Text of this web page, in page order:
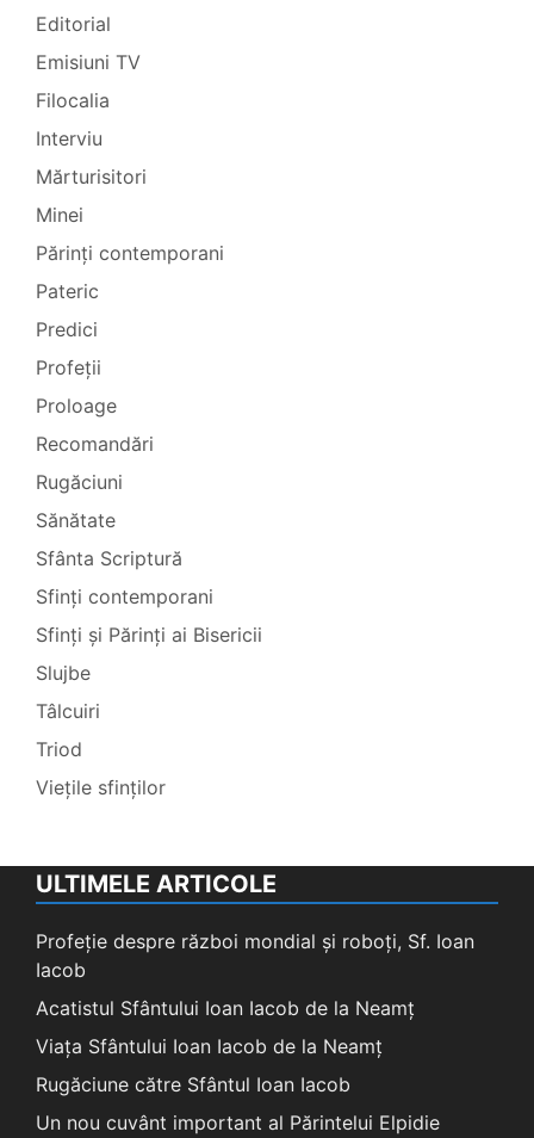
Editorial
Emisiuni TV
Filocalia
Interviu
Mărturisitori
Minei
Părinți contemporani
Pateric
Predici
Profeții
Proloage
Recomandări
Rugăciuni
Sănătate
Sfânta Scriptură
Sfinți contemporani
Sfinți și Părinți ai Bisericii
Slujbe
Tâlcuiri
Triod
Viețile sfinților
ULTIMELE ARTICOLE
Profeție despre război mondial și roboți, Sf. Ioan
Iacob
Acatistul Sfântului Ioan Iacob de la Neamț
Viața Sfântului Ioan Iacob de la Neamț
Rugăciune către Sfântul Ioan Iacob
Un nou cuvânt important al Părintelui Elpidie